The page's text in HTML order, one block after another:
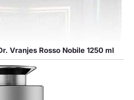
Vranjes Rosso Nobile 1250 ml